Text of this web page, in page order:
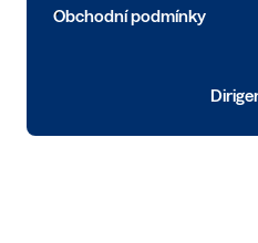
Obchodní podmínky